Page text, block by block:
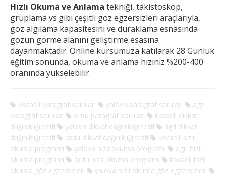
Hızlı Okuma ve Anlama tekniği, takistoskop,
gruplama vs gibi çeşitli göz egzersizleri araçlarıyla,
göz algılama kapasitesini ve duraklama esnasında
gözün görme alanını geliştirme esasına
dayanmaktadır. Online kursumuza katılarak 28 Günlük
eğitim sonunda, okuma ve anlama hızınız %200-400
oranında yükselebilir.
kocaeli paragraf soruları yalova paragraf soruları
agri
paragraf soruları
ordu paragraf soruları
kocaeli dikkat
dağınıklığı testi
yalova dikkat dağınıklığı testi
agri dikkat
dağınıklığı testi
ordu dikkat dağınıklığı testi
kocaeli hızlı
okuma programı
yalova hızlı okuma programı
agri hızlı
okuma programı
ordu hızlı okuma programı
kocaeli hızlı
okuma göz egzersizleri
yalova hızlı okuma göz egzersizleri